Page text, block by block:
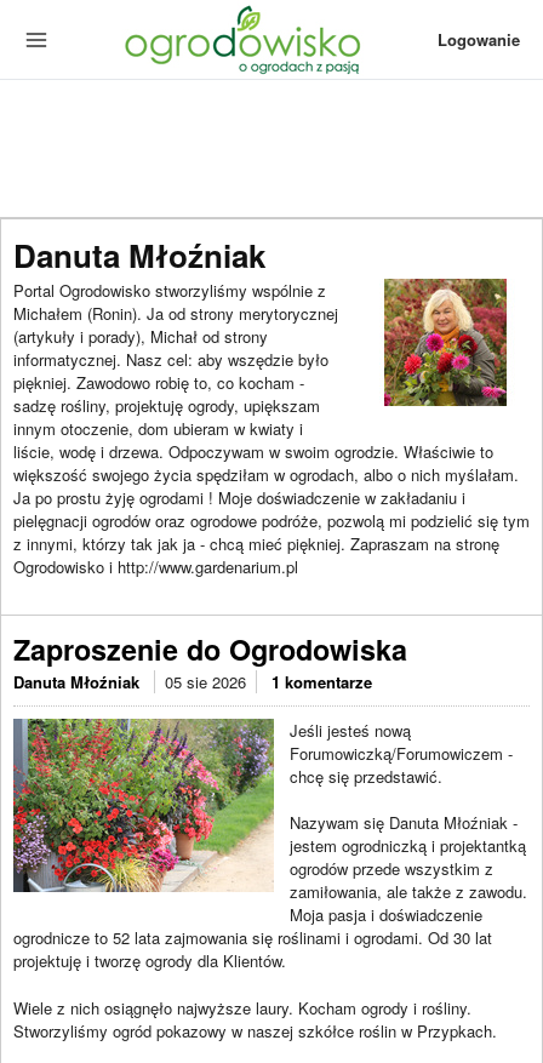
Logowanie
Danuta Młoźniak
Portal Ogrodowisko stworzyliśmy wspólnie z
Michałem (Ronin). Ja od strony merytorycznej
(artykuły i porady), Michał od strony
informatycznej. Nasz cel: aby wszędzie było
piękniej. Zawodowo robię to, co kocham -
sadzę rośliny, projektuję ogrody, upiększam
innym otoczenie, dom ubieram w kwiaty i
liście, wodę i drzewa. Odpoczywam w swoim ogrodzie. Właściwie to
większość swojego życia spędziłam w ogrodach, albo o nich myślałam.
Ja po prostu żyję ogrodami ! Moje doświadczenie w zakładaniu i
pielęgnacji ogrodów oraz ogrodowe podróże, pozwolą mi podzielić się tym
z innymi, którzy tak jak ja - chcą mieć piękniej. Zapraszam na stronę
Ogrodowisko i http://www.gardenarium.pl
Zaproszenie do Ogrodowiska
Danuta Młoźniak 05 sie 2026 1 komentarze
Jeśli jesteś nową
Forumowiczką/Forumowiczem -
chcę się przedstawić.
Nazywam się Danuta Młoźniak -
jestem ogrodniczką i projektantką
ogrodów przede wszystkim z
zamiłowania, ale także z zawodu.
Moja pasja i doświadczenie
ogrodnicze to 52 lata zajmowania się roślinami i ogrodami. Od 30 lat
projektuję i tworzę ogrody dla Klientów.
Wiele z nich osiągnęło najwyższe laury. Kocham ogrody i rośliny.
Stworzyliśmy ogród pokazowy w naszej szkółce roślin w Przypkach.